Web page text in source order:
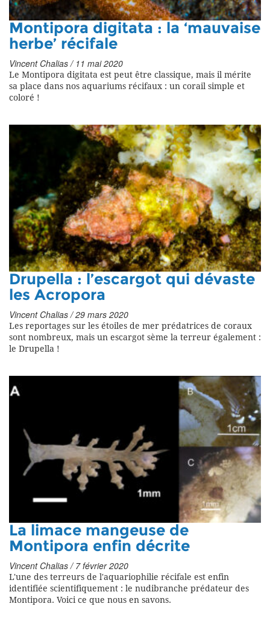
Montipora digitata : la ‘mauvaise
herbe’ récifale
Vincent Chalias / 11 mai 2020
Le Montipora digitata est peut être classique, mais il mérite
sa place dans nos aquariums récifaux : un corail simple et
coloré !
Drupella : l’escargot qui dévaste
les Acropora
Vincent Chalias / 29 mars 2020
Les reportages sur les étoiles de mer prédatrices de coraux
sont nombreux, mais un escargot sème la terreur également :
le Drupella !
La limace mangeuse de
Montipora enfin décrite
Vincent Chalias / 7 février 2020
L'une des terreurs de l'aquariophilie récifale est enfin
identifiée scientifiquement : le nudibranche prédateur des
Montipora. Voici ce que nous en savons.